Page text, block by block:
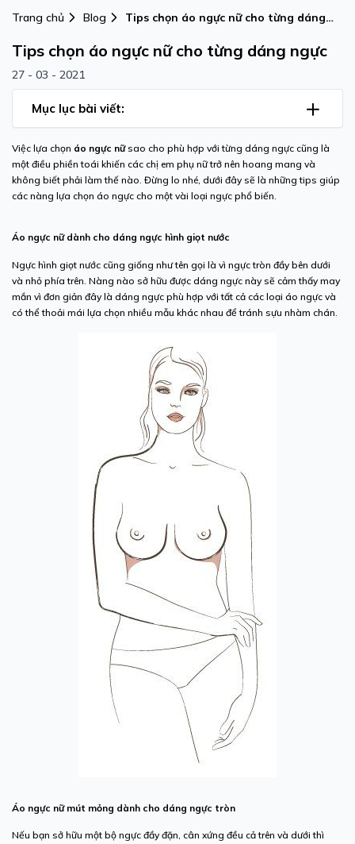
Trang chủ Blog
Tips chọn áo ngực nữ cho từng dáng
Tips chọn áo ngực nữ cho từng dáng ngực
27 - 03 - 2021
Mục lục bài viết:
Việc lựa chọn áo ngực nữsao cho phù hợp với từng dáng ngực cũng là
một điều phiền toái khiến các chị em phụ nữ trở nên hoang mang và
không biết phải làm thế nào. Đừng lo nhé, dưới đây sẽ là những tips giúp
các nàng lựa chọn áo ngực cho một vài loại ngực phổ biến.
Áo ngực nữdành cho dáng ngực hình giọt nước
Ngực hình giọt nước cũng giống như tên gọi là vì ngực tròn đầy bên dưới
và nhỏ phía trên. Nàng nào sở hữu được dáng ngực này sẽ cảm thấy may
mắn vì đơn giản đây là dáng ngực phù hợp với tất cả các loại áo ngực và
có thể thoải mái lựa chọn nhiều mẫu khác nhau để tránh sựu nhàm chán.
Áo ngực nữ mút mỏng dành cho dáng ngực tròn
Nếu bạn sở hữu một bộ ngực đầy đặn, cân xứng đều cả trên và dưới thì